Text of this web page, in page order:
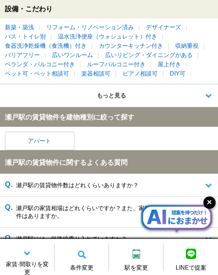
家賃·間取りを変
更
条件変更 駅を変更 LINEで提案
設備・こだわり
新築・築浅 リフォーム・リノベーション済み
デザイナーズ
バス・トイレ別
温水洗浄便座（ウォシュレット）付き
食器洗浄乾燥機（食洗機）付き
カウンターキッチン付き
収納重視
バリアフリー
広いワンルーム
広いリビング・ダイニングがある
ベランダ・バルコニー付き
ルーフバルコニー付き
屋上付き
ペット可・ペット相談可
楽器相談可 ピアノ相談可 DIY可
もっと見る
瀬戸駅の賃貸物件を建物種別に絞って探す
アパート
瀬戸駅の賃貸物件に関するよくある質問
瀬戸駅の賃貸物件数はどれくらいありますか？
瀬戸駅の家賃相場はどれくらいですか？また、家賃を抑えても物
件はありますか。
瀬戸駅には、何路線乗り入れていますか？
瀬戸駅がある、岡山県の人気エリアが知りたいです。